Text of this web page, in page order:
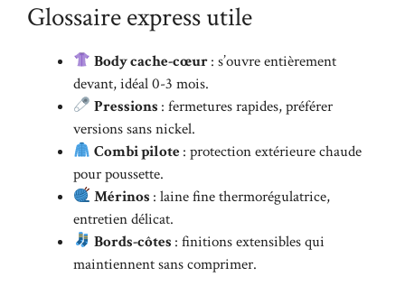
Glossaire express utile
Body cache-cœur: s’ouvre entièrement
devant, idéal 0-3 mois.
Pressions : fermetures rapides, préférer
versions sans nickel.
Combi pilote: protection extérieure chaude
pour poussette.
Mérinos : laine fine thermorégulatrice,
entretien délicat.
Bords-côtes : finitions extensibles qui
maintiennent sans comprimer.